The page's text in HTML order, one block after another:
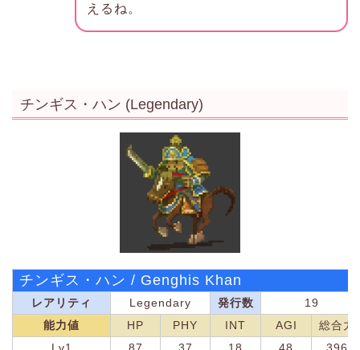
えるね。
チンギス・ハン (Legendary)
チンギス・ハン / Genghis Khan
レアリティ Legendary 発行数
19
能力値
HP PHY INT AGI
総合力